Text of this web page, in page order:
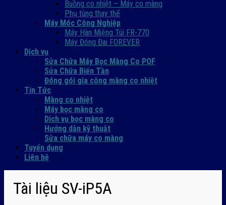
Buồng co nhiệt – Máy co màng
Phụ tùng thay thế
Máy Móc Công Nghiệp
Máy Hàn Miệng Túi FR-770
Máy Đóng Đai FOREVER
Dịch vụ
Sửa Chữa Máy Bọc Màng Co POF
Sửa Chữa Biến Tần
Đóng gói gia công màng co nhiệt
Tin Tức
Màng co nhiệt
Máy bọc màng co
Dich vụ bọc màng co
Hướng dẫn kỹ thuật
Sửa chữa máy co màng
Tuyển dụng
Liên hệ
Tài liệu SV-iP5A